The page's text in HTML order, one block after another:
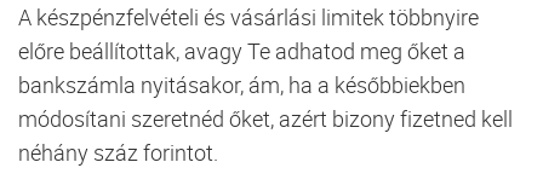
A készpénzfelvételi és vásárlási limitek többnyire
előre beállítottak, avagy Te adhatod meg őket a
bankszámla nyitásakor, ám, ha a későbbiekben
módosítani szeretnéd őket, azért bizony fizetned kell
néhány száz forintot.